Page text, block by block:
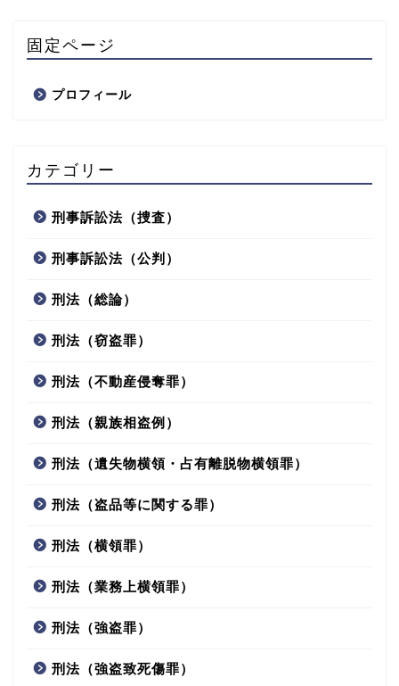
固定ページ
プロフィール
カテゴリー
刑事訴訟法（捜査）
刑事訴訟法（公判）
刑法（総論）
刑法（窃盗罪）
刑法（不動産侵奪罪）
刑法（親族相盗例）
刑法（遺失物横領・占有離脱物横領罪）
刑法（盗品等に関する罪）
刑法（横領罪）
刑法（業務上横領罪）
刑法（強盗罪）
刑法（強盗致死傷罪）